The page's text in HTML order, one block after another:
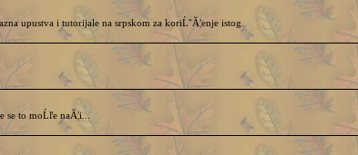
upustva i tutorijale na srpskom za koriĹˇĂ¦enje istog.
se to moĹľe naĂ¦i...